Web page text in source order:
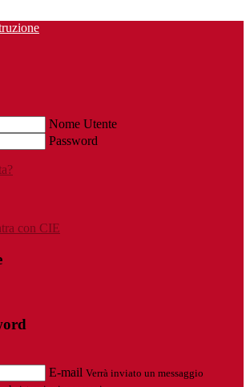
Nome Utente
Password
con CIE
E-mail Verrà inviato un messaggio